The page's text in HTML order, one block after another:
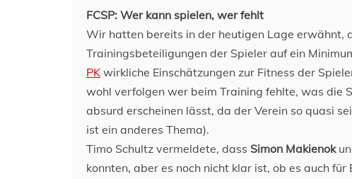
FCSP: Wer kann spielen, wer fehlt
Wir hatten bereits in der heutigen Lage erwähnt,
Trainingsbeteiligungen der Spieler auf ein
PK wirkliche Einschätzungen zur Fitness der
wohl verfolgen wer beim Training fehlte, was die
absurd erscheinen lässt, da der Verein so quasi
ist ein anderes Thema).
Timo Schultz vermeldete, dass Simon Makienok
konnten, aber es noch nicht klar ist, ob es auch